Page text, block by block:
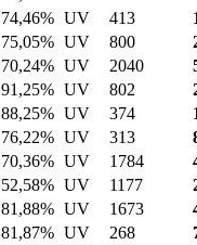
74,46% UV 413
75,05% UV 800
70,24% UV 2040
91,25% UV 802
88,25% UV 374
76,22% UV 313
70,36% UV 1784
52,58% UV 1177
81,88% UV 1673
81,87% UV 268